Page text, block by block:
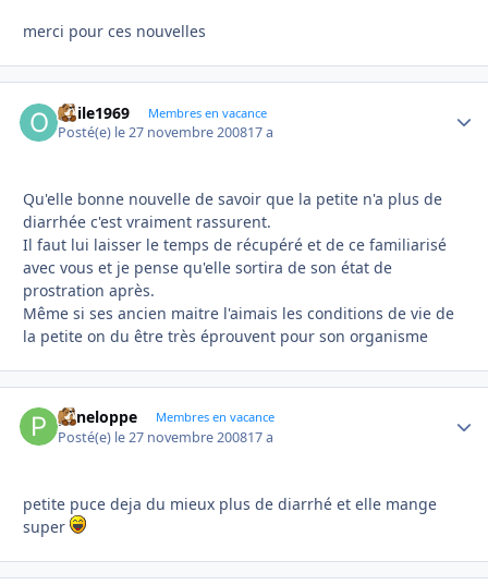
merci pour ces nouvelles
odile1969 Membres en vacance
Posté(e) le 27 novembre 200817 a
Qu'elle bonne nouvelle de savoir que la petite n'a plus de
diarrhée c'est vraiment rassurent.
Il faut lui laisser le temps de récupéré et de ce familiarisé
avec vous et je pense qu'elle sortira de son état de
prostration après.
Même si ses ancien maitre l'aimais les conditions de vie de
la petite on du être très éprouvent pour son organisme
peneloppe Membres en vacance
Posté(e) le 27 novembre 200817 a
petite puce deja du mieux plus de diarrhé et elle mange
super